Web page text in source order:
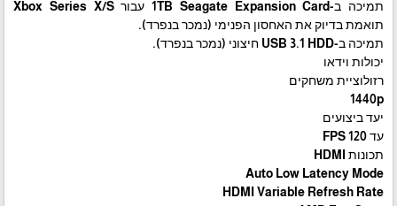
תמיכה ב-1TB Seagate Expansion Card עבור Xbox Series X/S
תואמת בדיוק את האחסון הפנימי (נמכר בנפרד).
תמיכה ב-USB 3.1 HDD חיצוני (נמכר בנפרד).
יכולות וידאו
רזולוציית משחקים
1440p
יעד ביצועים
עד 120 FPS
תכונות HDMI
Auto Low Latency Mode
HDMI Variable Refresh Rate